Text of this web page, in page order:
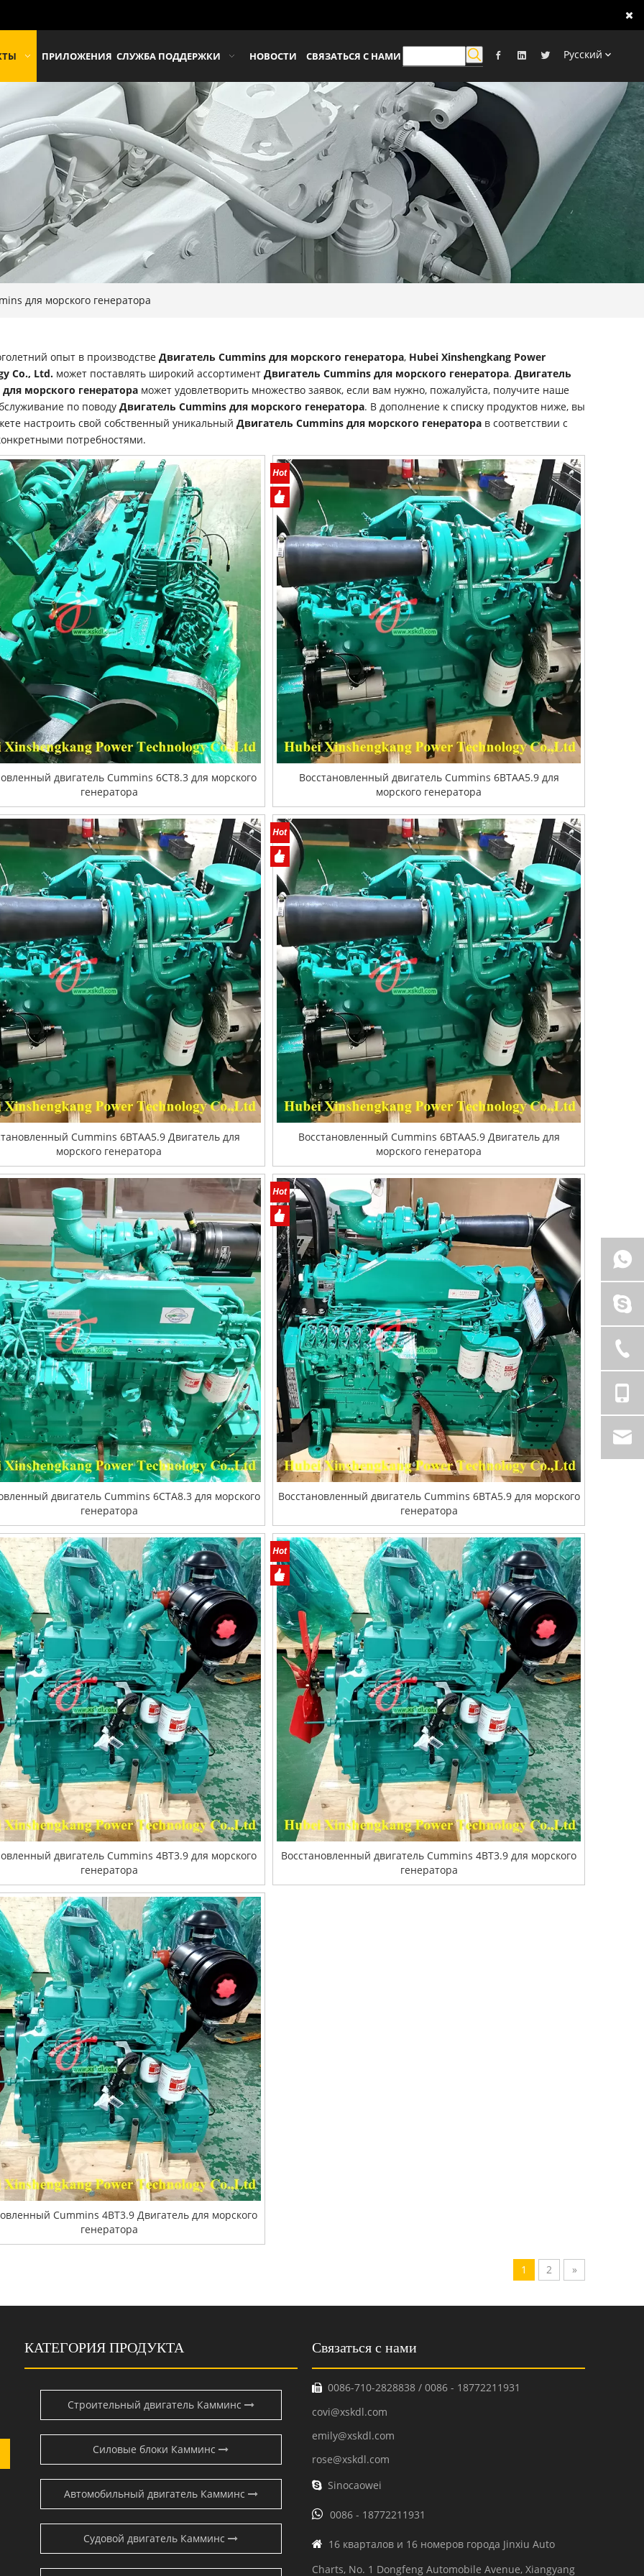
ПРИЛОЖЕНИЯ СЛУЖБА ПОДДЕРЖКИ НОВОСТИ СВЯЗАТЬСЯ С НАМИ Pусский
для морского генератора
опыт в производстве Двигатель Cummins для морского генератора, Hubei Xinshengkang Power
Co., Ltd. может поставлять широкий ассортимент Двигатель Cummins для морского генератора. Двигатель
морского генератора может удовлетворить множество заявок, если вам нужно, пожалуйста, получите наше
по поводу Двигатель Cummins для морского генератора. В дополнение к списку продуктов ниже, вы
настроить свой собственный уникальный Двигатель Cummins для морского генератора в соответствии с
потребностями.
двигатель Cummins 6CT8.3 для морского
генератора
Восстановленный двигатель Cummins 6BTAA5.9 для
морского генератора
Cummins 6BTAA5.9 Двигатель для
морского генератора
Восстановленный Cummins 6BTAA5.9 Двигатель для
морского генератора
двигатель Cummins 6CTA8.3 для морского
генератора
Восстановленный двигатель Cummins 6BTA5.9 для морского
генератора
двигатель Cummins 4BT3.9 для морского
генератора
Восстановленный двигатель Cummins 4BT3.9 для морского
генератора
Cummins 4BT3.9 Двигатель для морского
генератора
1 2 »
КАТЕГОРИЯ ПРОДУКТА
Строительный двигатель Камминс
Силовые блоки Камминс
Автомобильный двигатель Камминс
Судовой двигатель Камминс
Связаться с нами
 0086-710-2828838 / 0086 - 18772211931
covi@xskdl.com
emily@xskdl.com
rose@xskdl.com
 Sinocaowei
 0086 - 18772211931
 16 кварталов и 16 номеров города Jinxiu Auto
Charts, No. 1 Dongfeng Automobile Avenue, Xiangyang